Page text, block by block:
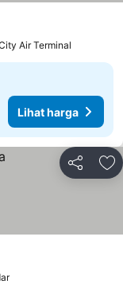
Air Terminal
Lihat harga
Kongsi